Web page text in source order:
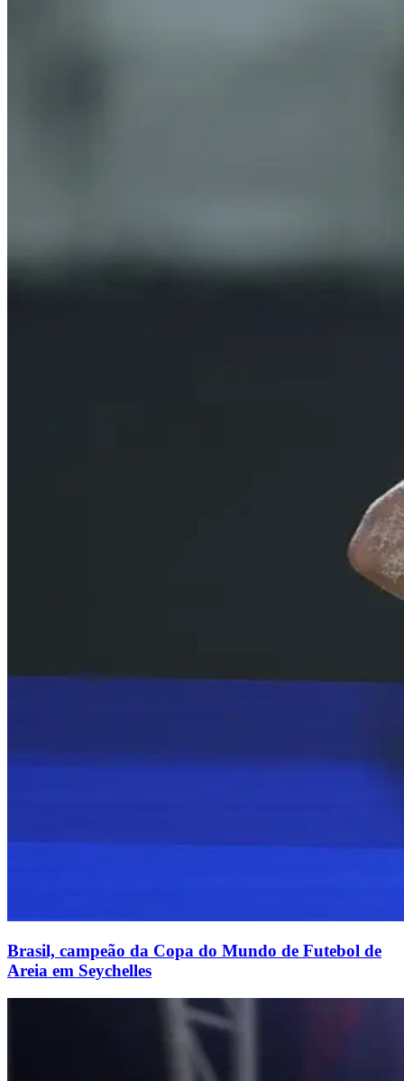
Brasil, campeão da Copa do Mundo de Futebol de
Areia em Seychelles